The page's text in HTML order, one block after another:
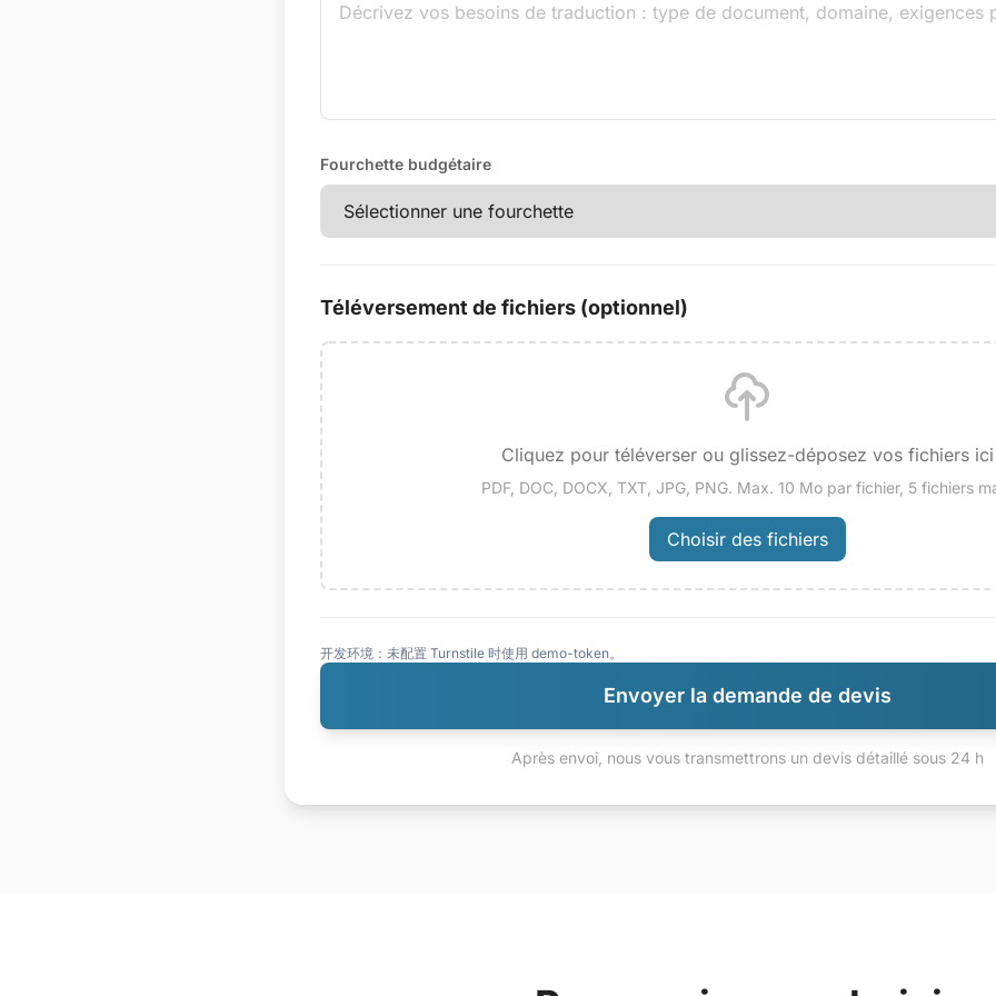
Fourchette budgétaire
Téléversement de fichiers (optionnel)
Cliquez pour téléverser ou glissez-déposez vos fichiers ici
PDF, DOC, DOCX, TXT, JPG, PNG. Max. 10 Mo par fichier, 5 fichiers
Choisir des fichiers
开发环境：未配置 Turnstile 时使用 demo-token。
Envoyer la demande de devis
Après envoi, nous vous transmettrons un devis détaillé sous 24 h